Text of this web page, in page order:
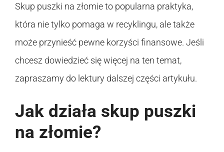
Skup puszki na złomie to popularna praktyka,
która nie tylko pomaga w recyklingu, ale także
może przynieść pewne korzyści finansowe. Jeśli
chcesz dowiedzieć się więcej na ten temat,
zapraszamy do lektury dalszej części artykułu.
Jak działa skup puszki
na złomie?